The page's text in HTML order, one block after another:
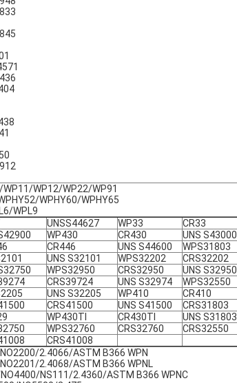
WP12/WP22/WP91
WPHY60/WPHY65
WPL9
UNSS44627 WP33
CR33
WP430 CR430
UNS S43000
CR446 UNS S44600
WPS31803
UNS S32101 WPS32202
CRS32202
WPS32950 CRS32950
UNS S32950
CRS39724 UNS S32974
WPS32550
UNS S32205 WP410
CR410
CRS41500 UNS S41500
CRS31803
WP430TI CR430TI
UNS S31803
WPS32760 CRS32760
CRS32550
CRS41008
2.4066/ASTM B366 WPN
2.4068/ASTM B366 WPNL
NS111/2.4360/ASTM B366 WPNC